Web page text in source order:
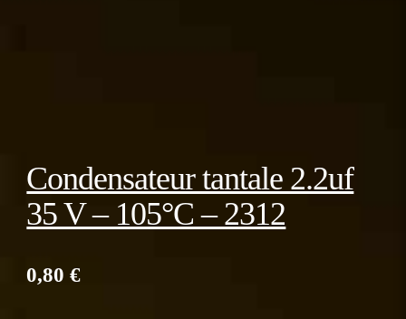
Condensateur tantale 2.2uf
35 V – 105°C – 2312
0,80€